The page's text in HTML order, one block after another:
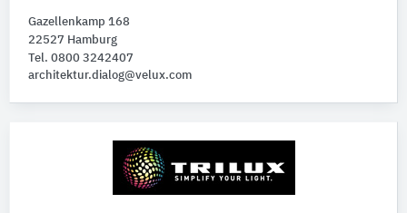
Gazellenkamp 168
22527 Hamburg
Tel. 0800 3242407
architektur.dialog@velux.com